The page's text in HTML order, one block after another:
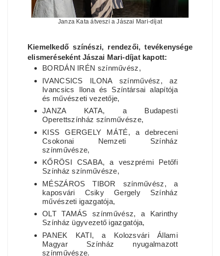
Janza Kata átveszi a Jászai Mari-díjat
Kiemelkedő színészi, rendezői, tevékenysége
elismeréseként Jászai Mari-díjat kapott:
BORDÁN IRÉN színművész,
IVANCSICS ILONA színművész, az
Ivancsics Ilona és Színtársai alapítója
és művészeti vezetője,
JANZA KATA, a Budapesti
Operettszínház színművésze,
KISS GERGELY MÁTÉ, a debreceni
Csokonai Nemzeti Színház
színművésze,
KŐRÖSI CSABA, a veszprémi Petőfi
Színház színművésze,
MÉSZÁROS TIBOR színművész, a
kaposvári Csiky Gergely Színház
művészeti igazgatója,
OLT TAMÁS színművész, a Karinthy
Színház ügyvezető igazgatója,
PANEK KATI, a Kolozsvári Állami
Magyar Színház nyugalmazott
színművésze.